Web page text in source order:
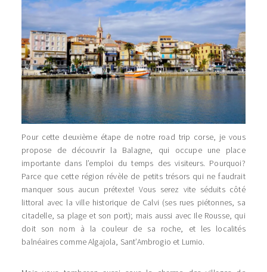
Pour cette deuxième étape de notre road trip corse, je vous
propose de découvrir la Balagne, qui occupe une place
importante dans l’emploi du temps des visiteurs. Pourquoi?
Parce que cette région révèle de petits trésors qui ne faudrait
manquer sous aucun prétexte! Vous serez vite séduits côté
littoral avec la ville historique de Calvi (ses rues piétonnes, sa
citadelle, sa plage et son port); mais aussi avec Ile Rousse, qui
doit son nom à la couleur de sa roche, et les localités
balnéaires comme Algajola, Sant’Ambrogio et Lumio.